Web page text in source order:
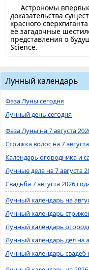
Астрономы
доказательства
красного
её загадочные
представления о
Science.
Лунный календарь
Фаза Луны сегодня
Лунный день сегодня
Фаза Луны на 7 августа
Стрижка волос на 7
Календарь огородника и
Лунные дела на 7 августа
Свадьба 7 августа 2026
Лунный календарь на
Лунный календарь
Лунный календарь
Лунный календарь дел на
Лунный календарь свадеб